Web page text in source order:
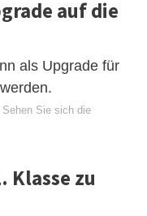
auf die
als Upgrade für
Sehen Sie sich die
Klasse zu